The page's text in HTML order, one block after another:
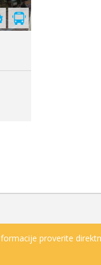
proverite